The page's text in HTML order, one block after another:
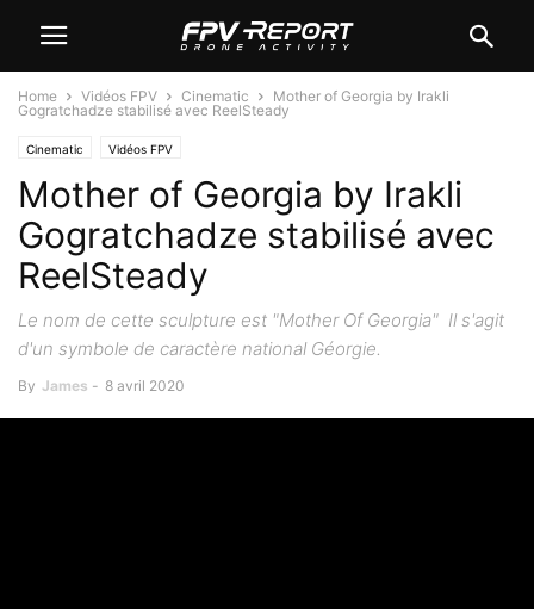
Home Vidéos FPV Cinematic
Mother of Georgia by Irakli
Gogratchadze stabilisé avec ReelSteady
Cinematic Vidéos FPV
Mother of Georgia by Irakli
Gogratchadze stabilisé avec
ReelSteady
Le nom de cette sculpture est "Mother Of Georgia" Il s'agit
d'un symbole de caractère national Géorgie.
By James - 8 avril 2020